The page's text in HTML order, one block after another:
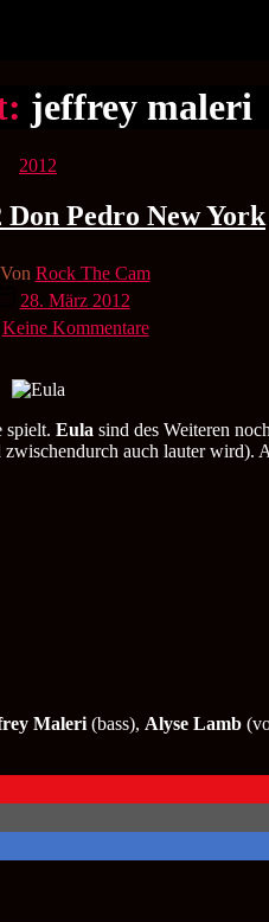
jeffrey maleri
Kategorien
2012
Don Pedro New York
Von Rock The Cam
Veröffentlichungsdatum
28. März 2012
Keine Kommentarezu
Eula
New
York
spielt. Eula sind des Weiteren noch
auch lauter wird).
Maleri (bass), Alyse Lamb